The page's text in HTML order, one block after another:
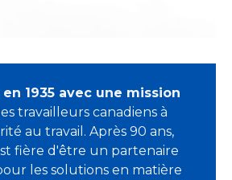
1935 avec une mission
travailleurs canadiens à
au travail. Après 90 ans,
fière d'être un partenaire
les solutions en matière